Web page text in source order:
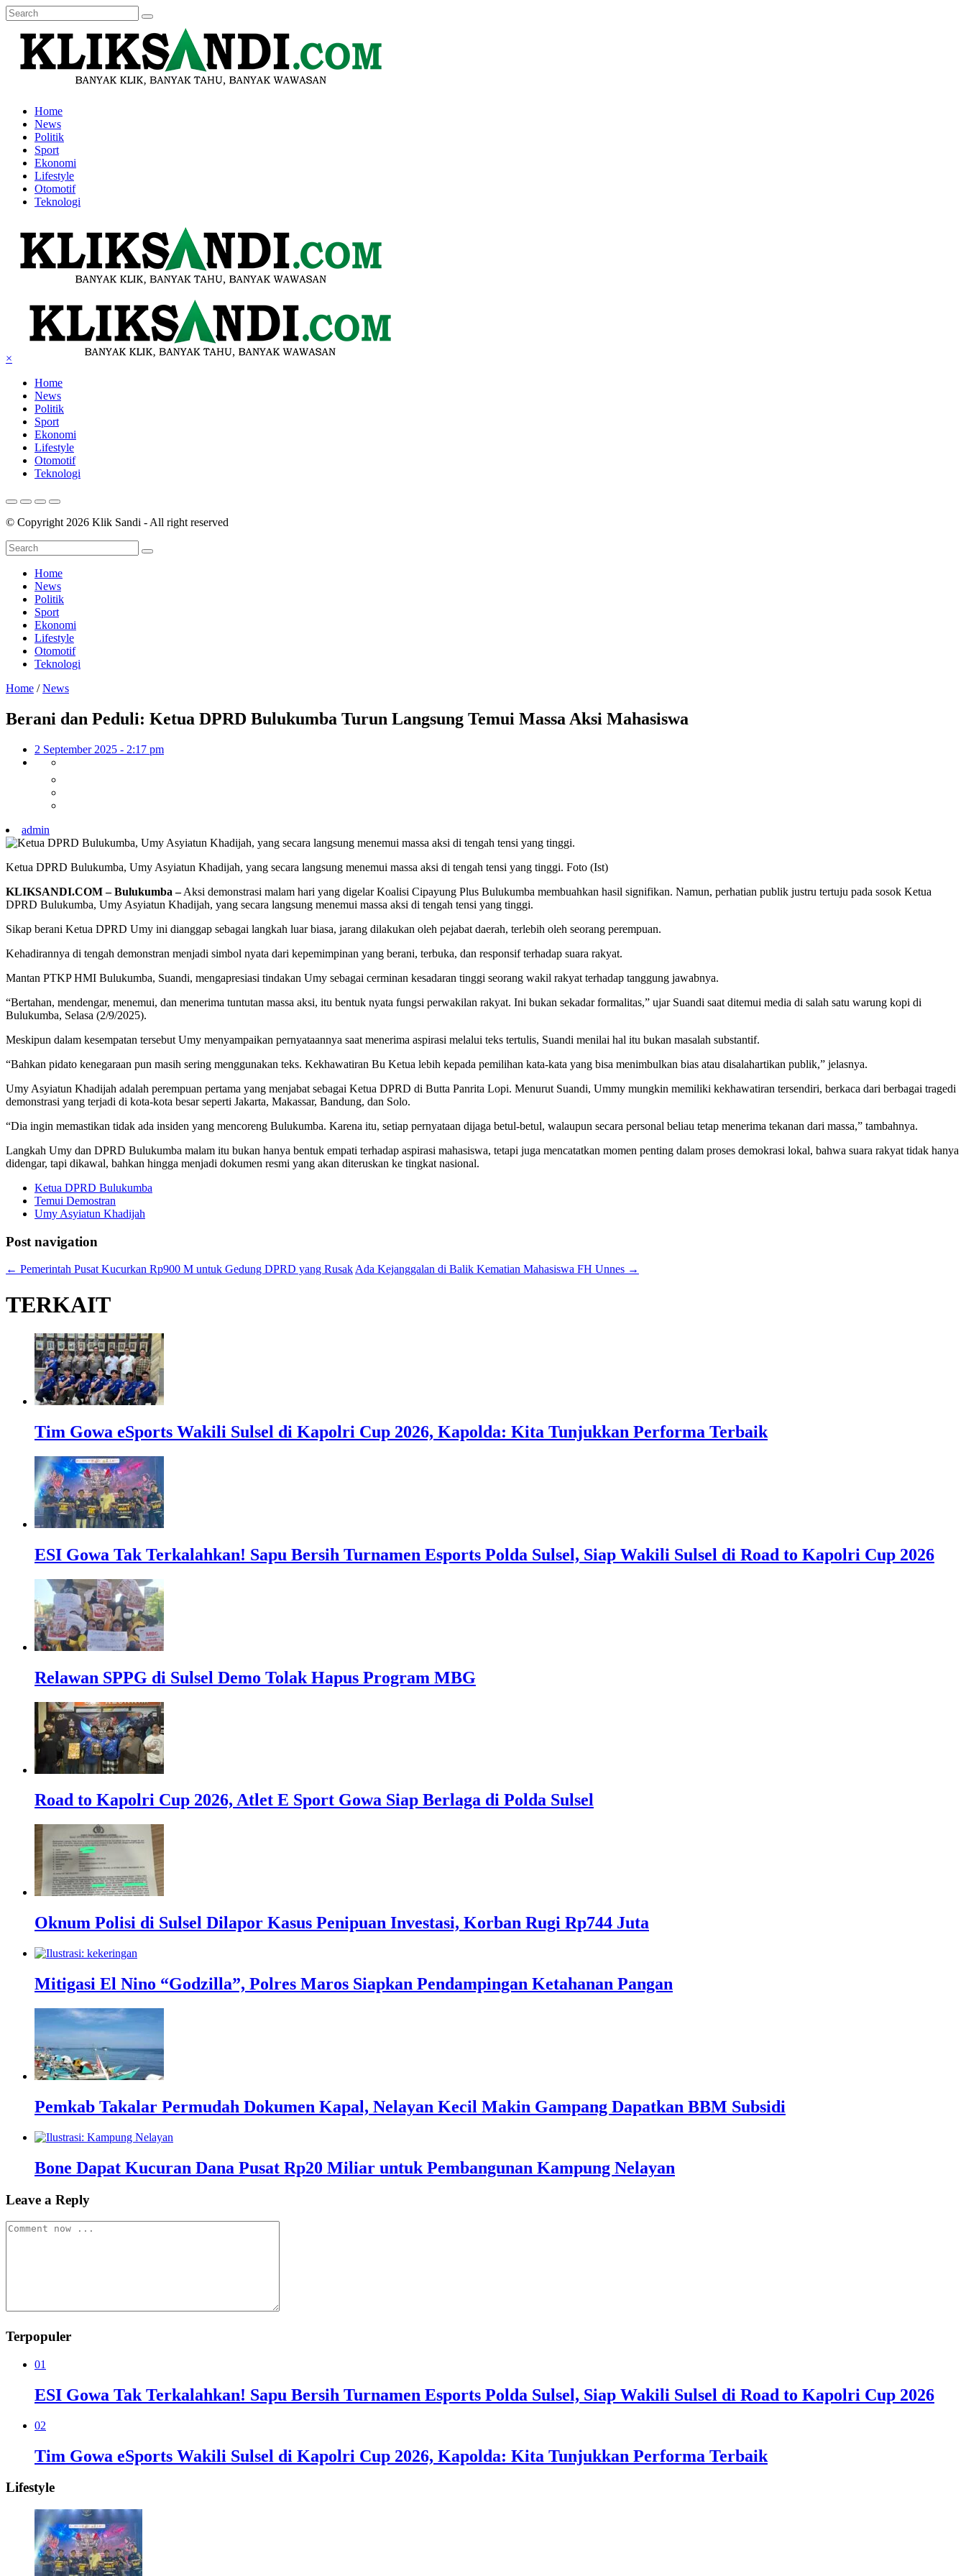
Home
News
Politik
Sport
Ekonomi
Lifestyle
Otomotif
Teknologi
×
Home
News
Politik
Sport
Ekonomi
Lifestyle
Otomotif
Teknologi
© Copyright 2026 Klik Sandi - All right reserved
Home
News
Politik
Sport
Ekonomi
Lifestyle
Otomotif
Teknologi
Home /News
Berani dan Peduli: Ketua DPRD Bulukumba Turun Langsung Temui Massa Aksi Mahasiswa
2 September 2025 - 2:17 pm
admin
Ketua DPRD Bulukumba, Umy Asyiatun Khadijah, yang secara langsung menemui massa aksi di tengah tensi yang tinggi. Foto (Ist)
KLIKSANDI.COM – Bulukumba –Aksi demonstrasi malam hari yang digelar Koalisi Cipayung Plus Bulukumba membuahkan hasil signifikan. Namun, perhatian publik justru tertuju pada sosok Ketua
DPRD Bulukumba, Umy Asyiatun Khadijah, yang secara langsung menemui massa aksi di tengah tensi yang tinggi.
Sikap berani Ketua DPRD Umy ini dianggap sebagai langkah luar biasa, jarang dilakukan oleh pejabat daerah, terlebih oleh seorang perempuan.
Kehadirannya di tengah demonstran menjadi simbol nyata dari kepemimpinan yang berani, terbuka, dan responsif terhadap suara rakyat.
Mantan PTKP HMI Bulukumba, Suandi, mengapresiasi tindakan Umy sebagai cerminan kesadaran tinggi seorang wakil rakyat terhadap tanggung jawabnya.
“Bertahan, mendengar, menemui, dan menerima tuntutan massa aksi, itu bentuk nyata fungsi perwakilan rakyat. Ini bukan sekadar formalitas,” ujar Suandi saat ditemui media di salah satu warung kopi di
Bulukumba, Selasa (2/9/2025).
Meskipun dalam kesempatan tersebut Umy menyampaikan pernyataannya saat menerima aspirasi melalui teks tertulis, Suandi menilai hal itu bukan masalah substantif.
“Bahkan pidato kenegaraan pun masih sering menggunakan teks. Kekhawatiran Bu Ketua lebih kepada pemilihan kata-kata yang bisa menimbulkan bias atau disalahartikan publik,” jelasnya.
Umy Asyiatun Khadijah adalah perempuan pertama yang menjabat sebagai Ketua DPRD di Butta Panrita Lopi. Menurut Suandi, Ummy mungkin memiliki kekhawatiran tersendiri, berkaca dari berbagai tragedi
demonstrasi yang terjadi di kota-kota besar seperti Jakarta, Makassar, Bandung, dan Solo.
“Dia ingin memastikan tidak ada insiden yang mencoreng Bulukumba. Karena itu, setiap pernyataan dijaga betul-betul, walaupun secara personal beliau tetap menerima tekanan dari massa,” tambahnya.
Langkah Umy dan DPRD Bulukumba malam itu bukan hanya bentuk empati terhadap aspirasi mahasiswa, tetapi juga mencatatkan momen penting dalam proses demokrasi lokal, bahwa suara rakyat tidak hanya
didengar, tapi dikawal, bahkan hingga menjadi dokumen resmi yang akan diteruskan ke tingkat nasional.
Ketua DPRD Bulukumba
Temui Demostran
Umy Asyiatun Khadijah
Post navigation
← Pemerintah Pusat Kucurkan Rp900 M untuk Gedung DPRD yang Rusak Ada Kejanggalan di Balik Kematian Mahasiswa FH Unnes →
TERKAIT
Tim Gowa eSports Wakili Sulsel di Kapolri Cup 2026, Kapolda: Kita Tunjukkan Performa Terbaik
ESI Gowa Tak Terkalahkan! Sapu Bersih Turnamen Esports Polda Sulsel, Siap Wakili Sulsel di Road to Kapolri Cup 2026
Relawan SPPG di Sulsel Demo Tolak Hapus Program MBG
Road to Kapolri Cup 2026, Atlet E Sport Gowa Siap Berlaga di Polda Sulsel
Oknum Polisi di Sulsel Dilapor Kasus Penipuan Investasi, Korban Rugi Rp744 Juta
Mitigasi El Nino “Godzilla”, Polres Maros Siapkan Pendampingan Ketahanan Pangan
Pemkab Takalar Permudah Dokumen Kapal, Nelayan Kecil Makin Gampang Dapatkan BBM Subsidi
Bone Dapat Kucuran Dana Pusat Rp20 Miliar untuk Pembangunan Kampung Nelayan
Leave a Reply
Terpopuler
01
ESI Gowa Tak Terkalahkan! Sapu Bersih Turnamen Esports Polda Sulsel, Siap Wakili Sulsel di Road to Kapolri Cup 2026
02
Tim Gowa eSports Wakili Sulsel di Kapolri Cup 2026, Kapolda: Kita Tunjukkan Performa Terbaik
Lifestyle